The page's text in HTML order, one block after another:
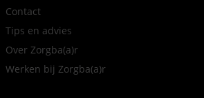
Contact
Tips en advies
Over Zorgba(a)r
Werken bij Zorgba(a)r